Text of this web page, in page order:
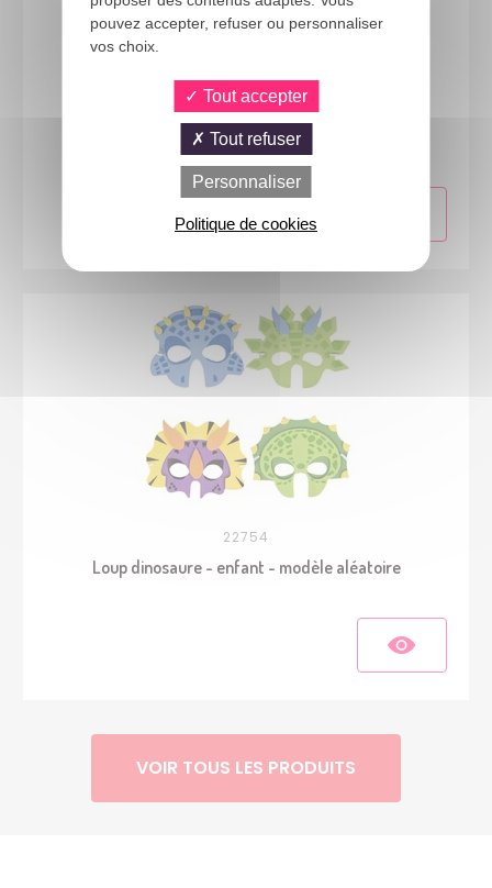
23670
Loup Noël enfant - lot de 3
22754
Loup dinosaure - enfant - modèle aléatoire
VOIR TOUS LES PRODUITS
pouvez accepter, refuser ou personnaliser
vos choix.
Tout accepter
Tout refuser
Personnaliser
Politique de cookies